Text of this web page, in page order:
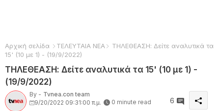
Αρχική σελίδα ΤΕΛΕΥΤΑΙΑ ΝΕΑ
ΤΗΛΕΘΕΑΣΗ: Δείτε αναλυτικά τα
15' (10 με 1) - (19/9/2022)
ΤΗΛΕΘΕΑΣΗ: Δείτε αναλυτικά τα 15' (10 με 1) -
(19/9/2022)
By - Tvnea.con team
9/20/2022 09:31:00 π.μ.
0 minute read 6